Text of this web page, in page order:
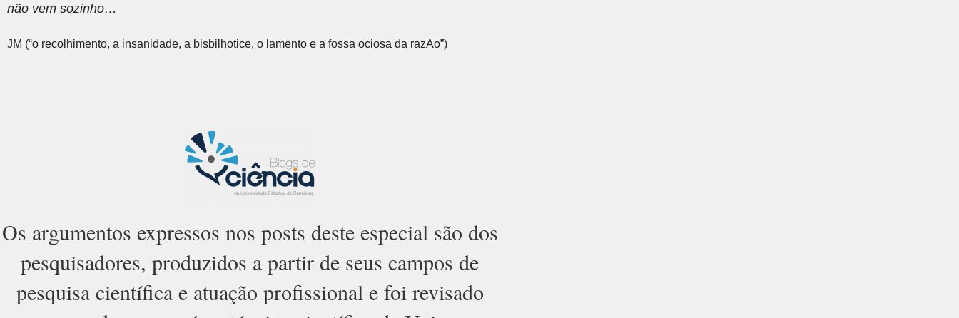
não vem sozinho…
JM (“o recolhimento, a insanidade, a bisbilhotice, o lamento e a fossa ociosa da razAo”)
Os argumentos expressos nos posts deste especial são dos
pesquisadores, produzidos a partir de seus campos de
pesquisa científica e atuação profissional e foi revisado